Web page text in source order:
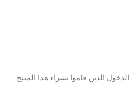
الذين قاموا بشراء هذا المنتج